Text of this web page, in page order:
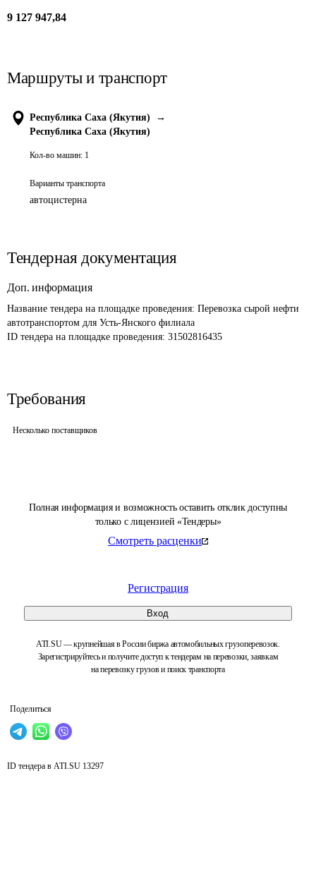
Полная информация и возможность оставить отклик доступны
только с лицензией «Тендеры»
Смотреть расценки
Регистрация
Вход
ATI.SU — крупнейшая в России биржа автомобильных грузоперевозок.
Зарегистрируйтесь и получите доступ к тендерам на перевозки, заявкам
на перевозку грузов и поиск транспорта
Поделиться
9 127 947,84
Маршруты и транспорт
Республика Саха (Якутия)
→
Республика Саха (Якутия)
Кол-во машин: 1
Варианты транспорта
автоцистерна
Тендерная документация
Доп. информация
Название тендера на площадке проведения: Перевозка сырой нефти
автотранспортом для Усть-Янского филиала
ID тендера на площадке проведения: 31502816435
Требования
Несколько поставщиков
ID тендера в ATI.SU 13297